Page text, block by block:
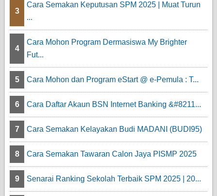
3
Cara Semakan Keputusan SPM 2025 | Muat Turun
...
4
Cara Mohon Program Dermasiswa My Brighter
Fut...
5 Cara Mohon dan Program eStart @ e-Pemula : T...
6 Cara Daftar Akaun BSN Internet Banking &#8211...
7 Cara Semakan Kelayakan Budi MADANI (BUDI95)
8 Cara Semakan Tawaran Calon Jaya PISMP 2025
9 Senarai Ranking Sekolah Terbaik SPM 2025 | 20...